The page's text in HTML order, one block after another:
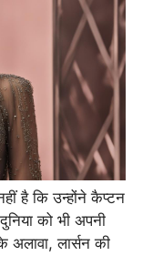
है कि उन्होंने कैप्टन
को भी अपनी
लार्सन की